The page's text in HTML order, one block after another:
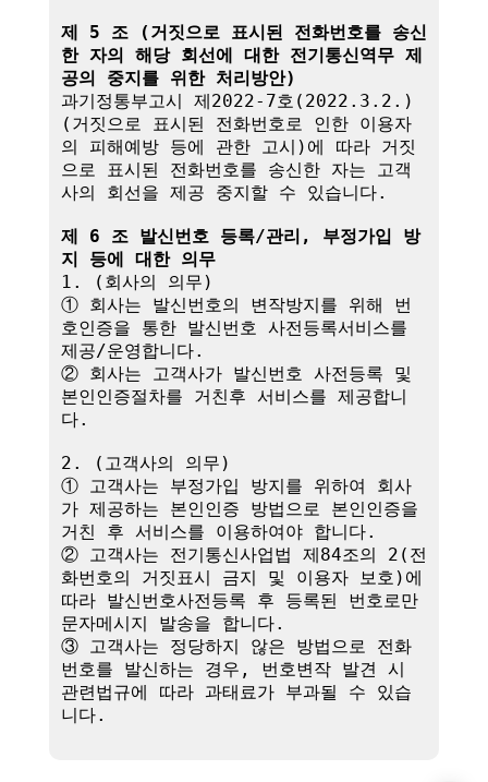
제 5 조 (거짓으로 표시된 전화번호를 송신
한 자의 해당 회선에 대한 전기통신역무 제
공의 중지를 위한 처리방안)
과기정통부고시 제2022-7호(2022.3.2.)
(거짓으로 표시된 전화번호로 인한 이용자
의 피해예방 등에 관한 고시)에 따라 거짓
으로 표시된 전화번호를 송신한 자는 고객
사의 회선을 제공 중지할 수 있습니다.
제 6 조 발신번호 등록/관리, 부정가입 방
지 등에 대한 의무
1. (회사의 의무)
① 회사는 발신번호의 변작방지를 위해 번
호인증을 통한 발신번호 사전등록서비스를
제공/운영합니다.
② 회사는 고객사가 발신번호 사전등록 및
본인인증절차를 거친후 서비스를 제공합니
다.
2. (고객사의 의무)
① 고객사는 부정가입 방지를 위하여 회사
가 제공하는 본인인증 방법으로 본인인증을
거친 후 서비스를 이용하여야 합니다.
② 고객사는 전기통신사업법 제84조의 2(전
화번호의 거짓표시 금지 및 이용자 보호)에
따라 발신번호사전등록 후 등록된 번호로만
문자메시지 발송을 합니다.
③ 고객사는 정당하지 않은 방법으로 전화
번호를 발신하는 경우, 번호변작 발견 시
관련법규에 따라 과태료가 부과될 수 있습
니다.